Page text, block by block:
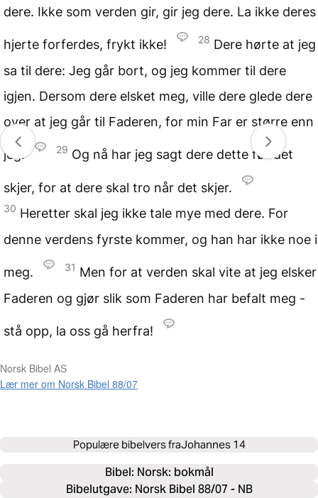
dere. Ikke som verden gir, gir jeg dere. La ikke deres
hjerte forferdes, frykt ikke! 28 Dere hørte at jeg
sa til dere: Jeg går bort, og jeg kommer til dere
igjen. Dersom dere elsket meg, ville dere glede dere
over at jeg går til Faderen, for min Far er større enn
jeg. 29 Og nå har jeg sagt dere dette før det
skjer, for at dere skal tro når det skjer.
30 Heretter skal jeg ikke tale mye med dere. For
denne verdens fyrste kommer, og han har ikke noe i
meg. 31 Men for at verden skal vite at jeg elsker
Faderen og gjør slik som Faderen har befalt meg -
stå opp, la oss gå herfra!
Norsk Bibel AS
Lær mer om Norsk Bibel 88/07
Populære bibelvers fraJohannes 14
Bibel: Norsk: bokmål
Bibelutgave: Norsk Bibel 88/07 - NB